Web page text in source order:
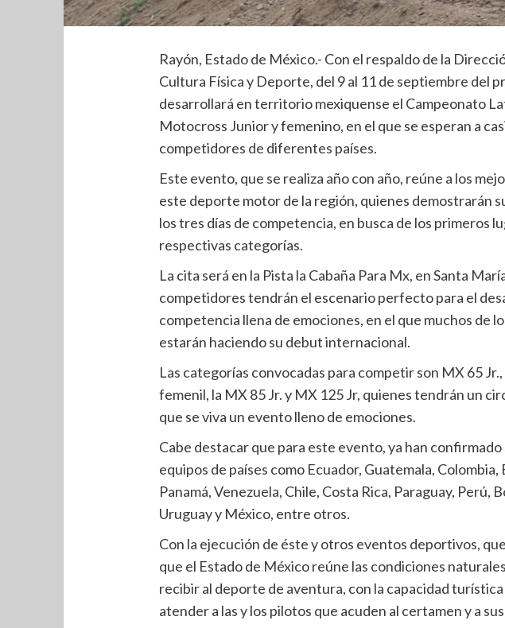
Rayón, Estado de México.- Con el respaldo de la
Cultura Física y Deporte, del 9 al 11 de septiembre del
desarrollará en territorio mexiquense el Campeonato
Motocross Junior y femenino, en el que se esperan a
competidores de diferentes países.
Este evento, que se realiza año con año, reúne a los
este deporte motor de la región, quienes demostrarán
los tres días de competencia, en busca de los primeros
respectivas categorías.
La cita será en la Pista la Cabaña Para Mx, en Santa
competidores tendrán el escenario perfecto para el
competencia llena de emociones, en el que muchos de
estarán haciendo su debut internacional.
Las categorías convocadas para competir son MX 65
femenil, la MX 85 Jr. y MX 125 Jr, quienes tendrán un
que se viva un evento lleno de emociones.
Cabe destacar que para este evento, ya han confirmado
equipos de países como Ecuador, Guatemala, Colombia,
Panamá, Venezuela, Chile, Costa Rica, Paraguay, Perú,
Uruguay y México, entre otros.
Con la ejecución de éste y otros eventos deportivos,
que el Estado de México reúne las condiciones
recibir al deporte de aventura, con la capacidad
atender a las y los pilotos que acuden al certamen y a